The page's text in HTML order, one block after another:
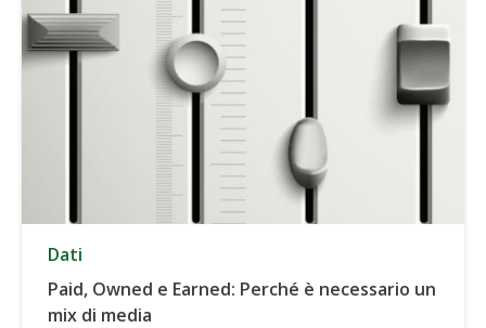
Dati
Paid, Owned e Earned: Perché è necessario un
mix di media